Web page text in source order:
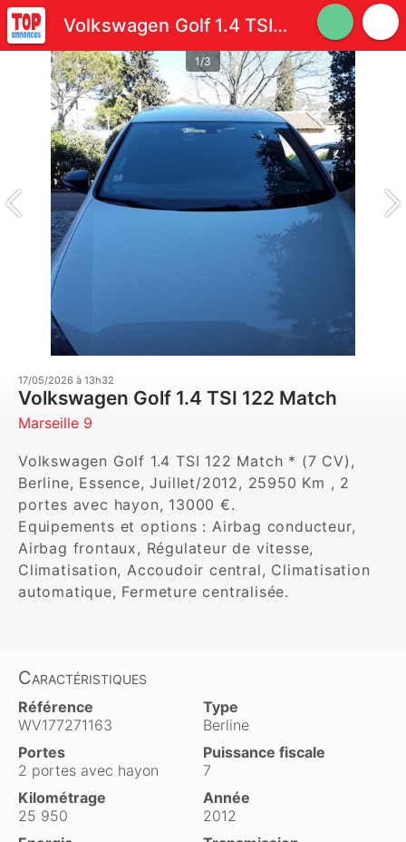
Volkswagen Golf 1.4 TSI 122 Match
1/3
17/05/2026 à 13h32
Volkswagen Golf 1.4 TSI 122 Match
Marseille 9
Volkswagen Golf 1.4 TSI 122 Match * (7 CV),
Berline, Essence, Juillet/2012, 25950 Km , 2
portes avec hayon, 13000 €.
Equipements et options : Airbag conducteur,
Airbag frontaux, Régulateur de vitesse,
Climatisation, Accoudoir central, Climatisation
automatique, Fermeture centralisée.
Caractéristiques
Référence
WV177271163
Type
Berline
Portes
2 portes avec hayon
Puissance fiscale
7
Kilométrage
25 950
Année
2012